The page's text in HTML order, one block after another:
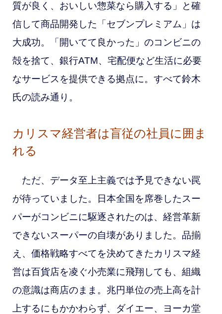
質が良く、おいしい惣菜なら購入する」と確
信して商品開発した「セブンプレミアム」は
大成功。「開いてて良かった」のコンビニの
殻を捨て、銀行ATM、宅配便など生活に必要
なサービスを提供できる拠点に。すべて鈴木
氏の読み通り。
カリスマ経営者は盲従の社員に囲ま
れる
ただ、データ至上主義では予見できない罠
が待っていました。日本全国を席巻したスー
パーがコンビニに駆逐されたのは、経営革新
できないスーパーの自壊がありました。品揃
え、価格戦略すべてを決めてきたカリスマ経
営は百貨店を凌ぐ小売業に飛翔しても、組織
の意識は商店のまま。兆円単位の売上高を計
上するにもかかわらず、ダイエー、ヨーカ堂